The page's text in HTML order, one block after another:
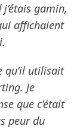
gamin,
affichaient
qu’il utilisait
Je
que c’était
peur du